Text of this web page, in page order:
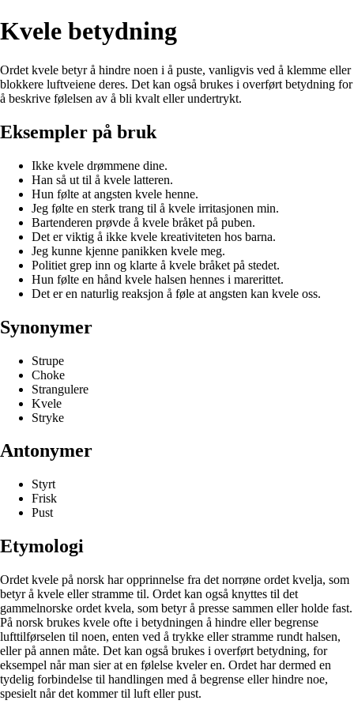
Kvele betydning
Ordet kvele betyr å hindre noen i å puste, vanligvis ved å klemme eller
blokkere luftveiene deres. Det kan også brukes i overført betydning for
å beskrive følelsen av å bli kvalt eller undertrykt.
Eksempler på bruk
Ikke kvele drømmene dine.
Han så ut til å kvele latteren.
Hun følte at angsten kvele henne.
Jeg følte en sterk trang til å kvele irritasjonen min.
Bartenderen prøvde å kvele bråket på puben.
Det er viktig å ikke kvele kreativiteten hos barna.
Jeg kunne kjenne panikken kvele meg.
Politiet grep inn og klarte å kvele bråket på stedet.
Hun følte en hånd kvele halsen hennes i marerittet.
Det er en naturlig reaksjon å føle at angsten kan kvele oss.
Synonymer
Strupe
Choke
Strangulere
Kvele
Stryke
Antonymer
Styrt
Frisk
Pust
Etymologi
Ordet kvele på norsk har opprinnelse fra det norrøne ordet kvelja, som
betyr å kvele eller stramme til. Ordet kan også knyttes til det
gammelnorske ordet kvela, som betyr å presse sammen eller holde fast.
På norsk brukes kvele ofte i betydningen å hindre eller begrense
lufttilførselen til noen, enten ved å trykke eller stramme rundt halsen,
eller på annen måte. Det kan også brukes i overført betydning, for
eksempel når man sier at en følelse kveler en. Ordet har dermed en
tydelig forbindelse til handlingen med å begrense eller hindre noe,
spesielt når det kommer til luft eller pust.